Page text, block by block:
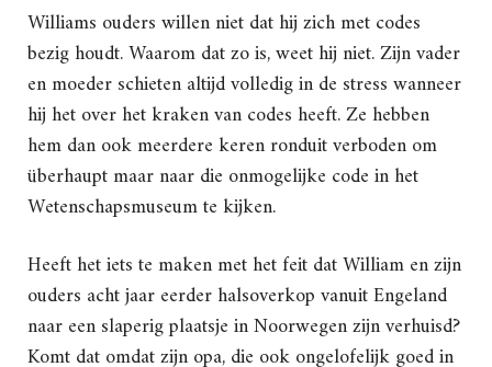
Williams ouders willen niet dat hij zich met codes
bezig houdt. Waarom dat zo is, weet hij niet. Zijn vader
en moeder schieten altijd volledig in de stress wanneer
hij het over het kraken van codes heeft. Ze hebben
hem dan ook meerdere keren ronduit verboden om
überhaupt maar naar die onmogelijke code in het
Wetenschapsmuseum te kijken.
Heeft het iets te maken met het feit dat William en zijn
ouders acht jaar eerder halsoverkop vanuit Engeland
naar een slaperig plaatsje in Noorwegen zijn verhuisd?
Komt dat omdat zijn opa, die ook ongelofelijk goed in